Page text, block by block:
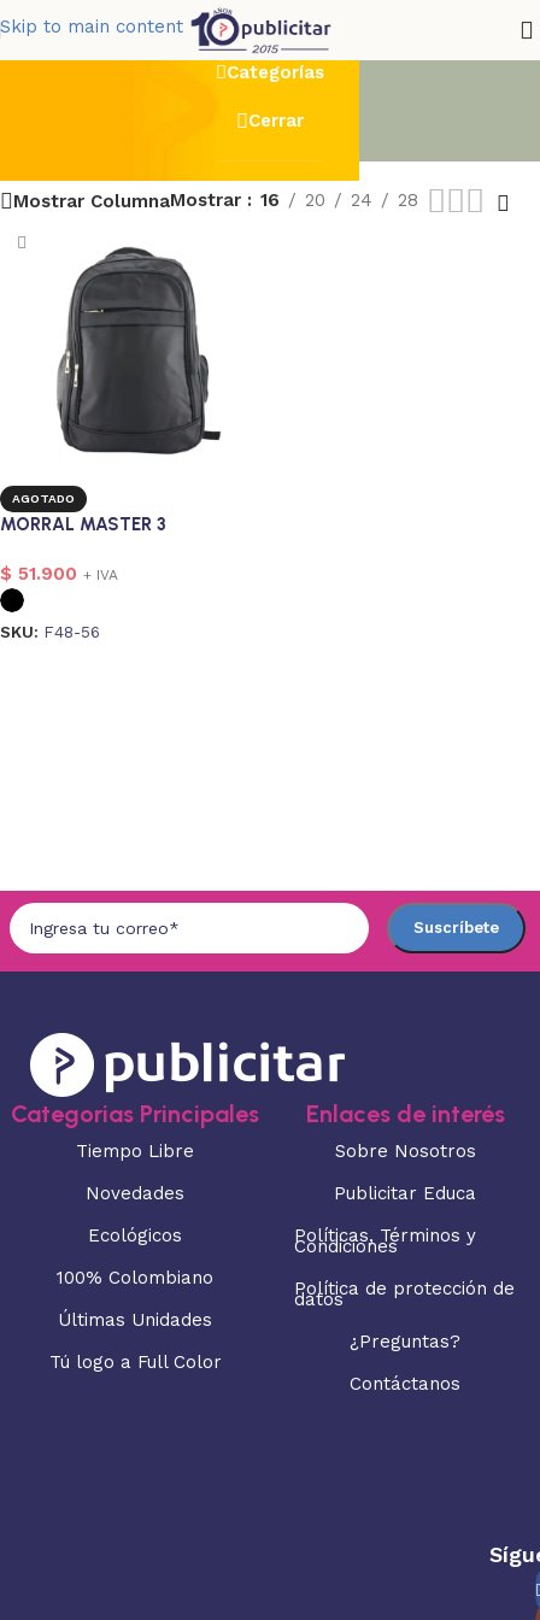
Skip to main contentacolchado
Categorías
Cerrar
Mostrar ColumnaMostrar 16 20 24 28
AGOTADO
MORRAL MASTER 3
$ 51.900 + IVA
SKU: F48-56
Categorias Principales
Tiempo Libre
Novedades
Ecológicos
100% Colombiano
Últimas Unidades
Tú logo a Full Color
Enlaces de interés
Sobre Nosotros
Publicitar Educa
Políticas, Términos y
Condiciones
Política de protección de
datos
¿Preguntas?
Contáctanos